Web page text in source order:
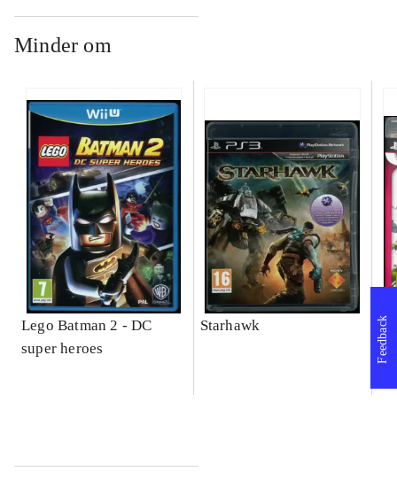
Minder om
Lego Batman 2 - DC
super heroes
Starhawk Feedback